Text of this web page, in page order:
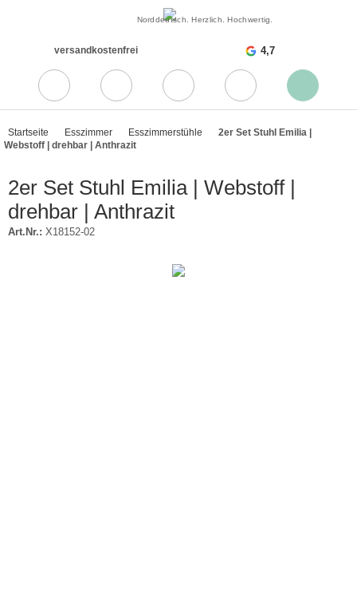
Norddeutsch. Herzlich. Hochwertig.
versandkostenfrei 4,7
Startseite Esszimmer Esszimmerstühle
2er Set Stuhl Emilia |
Webstoff | drehbar | Anthrazit
2er Set Stuhl Emilia | Webstoff |
drehbar | Anthrazit
Art.Nr.: X18152-02